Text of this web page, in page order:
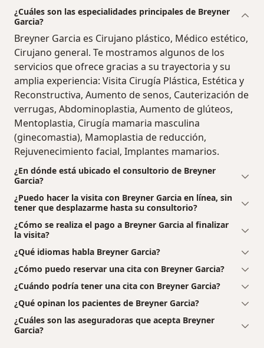
¿Cuáles son las especialidades principales de Breyner
Garcia?
Breyner Garcia es Cirujano plástico, Médico estético,
Cirujano general. Te mostramos algunos de los
servicios que ofrece gracias a su trayectoria y su
amplia experiencia: Visita Cirugía Plástica, Estética y
Reconstructiva, Aumento de senos, Cauterización de
verrugas, Abdominoplastia, Aumento de glúteos,
Mentoplastia, Cirugía mamaria masculina
(ginecomastia), Mamoplastia de reducción,
Rejuvenecimiento facial, Implantes mamarios.
¿En dónde está ubicado el consultorio de Breyner
Garcia?
¿Puedo hacer la visita con Breyner Garcia en línea, sin
tener que desplazarme hasta su consultorio?
¿Cómo se realiza el pago a Breyner Garcia al finalizar
la visita?
¿Qué idiomas habla Breyner Garcia?
¿Cómo puedo reservar una cita con Breyner Garcia?
¿Cuándo podría tener una cita con Breyner Garcia?
¿Qué opinan los pacientes de Breyner Garcia?
¿Cuáles son las aseguradoras que acepta Breyner
Garcia?